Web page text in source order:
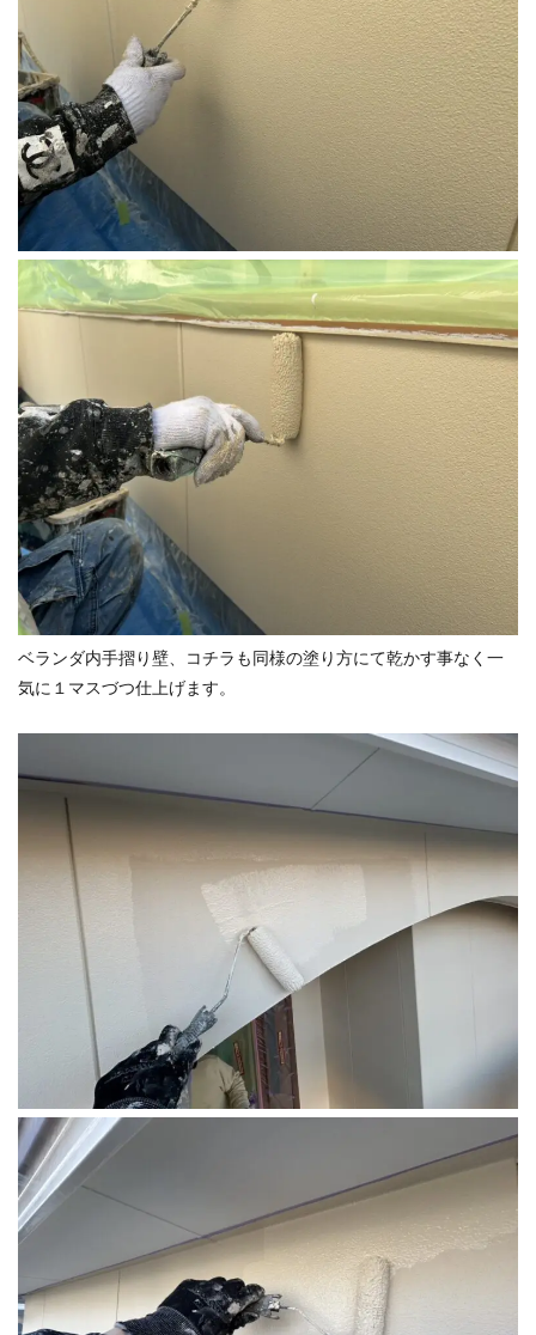
ベランダ内手摺り壁、コチラも同様の塗り方にて乾かす事なく一
気に１マスづつ仕上げます。